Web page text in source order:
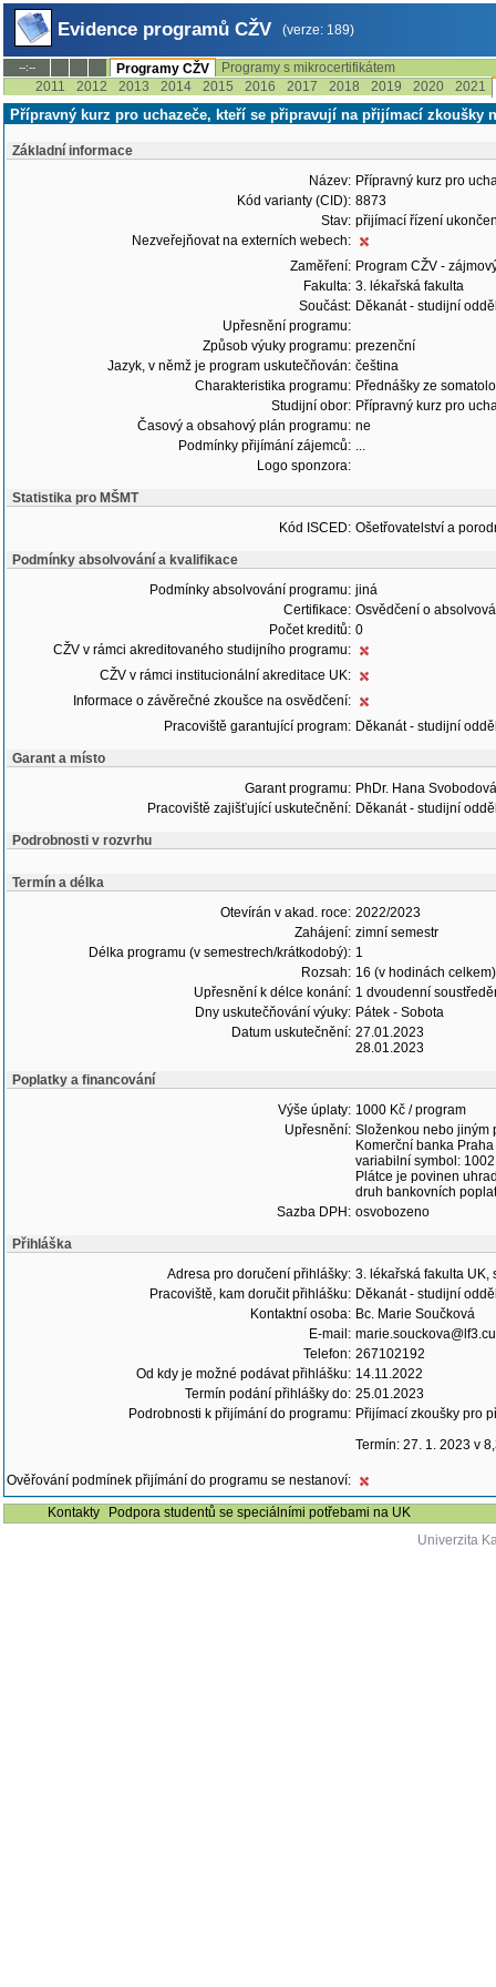
Evidence programů CŽV (verze: 189)
--:-- Programy CŽV
Programy s mikrocertifikátem
2011
2012 2013 2014 2015 2016 2017 2018 2019 2020 2021
Přípravný kurz pro uchazeče, kteří se připravují na přijímací zkoušky
Základní informace
Název: Přípravný kurz pro
Kód varianty (CID): 8873
Stav: přijímací řízení
Nezveřejňovat na externích webech:
Zaměření: Program CŽV -
Fakulta: 3. lékařská fakulta
Součást: Děkanát - studijní
Upřesnění programu:
Způsob výuky programu: prezenční
Jazyk, v němž je program uskutečňován: čeština
Charakteristika programu: Přednášky ze
Studijní obor: Přípravný kurz pro
Časový a obsahový plán programu: ne
Podmínky přijímání zájemců: ...
Logo sponzora:
Statistika pro MŠMT
Kód ISCED: Ošetřovatelství a
Podmínky absolvování a kvalifikace
Podmínky absolvování programu: jiná
Certifikace: Osvědčení o
Počet kreditů: 0
CŽV v rámci akreditovaného studijního programu:
CŽV v rámci institucionální akreditace UK:
Informace o závěrečné zkoušce na osvědčení:
Pracoviště garantující program: Děkanát - studijní
Garant a místo
Garant programu: PhDr. Hana
Pracoviště zajišťující uskutečnění: Děkanát - studijní
Podrobnosti v rozvrhu
Termín a délka
Otevírán v akad. roce: 2022/2023
Zahájení: zimní semestr
Délka programu (v semestrech/krátkodobý): 1
Rozsah: 16 (v hodinách celkem)
Upřesnění k délce konání: 1 dvoudenní
Dny uskutečňování výuky: Pátek - Sobota
Datum uskutečnění: 27.01.2023
28.01.2023
Poplatky a financování
Výše úplaty: 1000 Kč / program
Upřesnění: Složenkou nebo jiným
Komerční banka
variabilní symbol:
Plátce je povinen
druh bankovních
Sazba DPH: osvobozeno
Přihláška
Adresa pro doručení přihlášky: 3. lékařská fakulta
Pracoviště, kam doručit přihlášku: Děkanát - studijní
Kontaktní osoba: Bc. Marie Součková
E-mail:
Telefon: 267102192
Od kdy je možné podávat přihlášku: 14.11.2022
Termín podání přihlášky do: 25.01.2023
Podrobnosti k přijímání do programu: Přijímací zkoušky pro
Termín: 27. 1. 2023 v
Ověřování podmínek přijímání do programu se nestanoví:
Kontakty
Podpora studentů se speciálními potřebami na UK
Univerzita